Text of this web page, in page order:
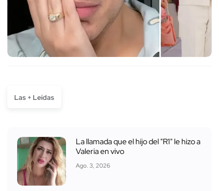
Las + Leídas
La llamada que el hijo del "R1" le hizo a
Valeria en vivo
Ago. 3, 2026